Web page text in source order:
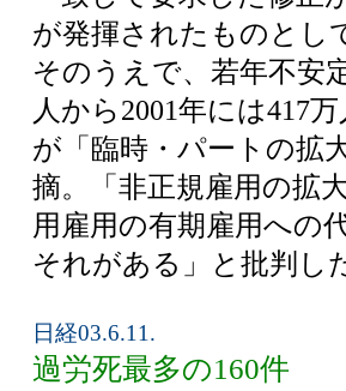
が発揮されたものとし
そのうえで、若年不安
人から2001年には417
が「臨時・パートの拡
摘。「非正規雇用の拡
用雇用の有期雇用への
それがある」と批判し
日経03.6.11.
過労死最多の160件